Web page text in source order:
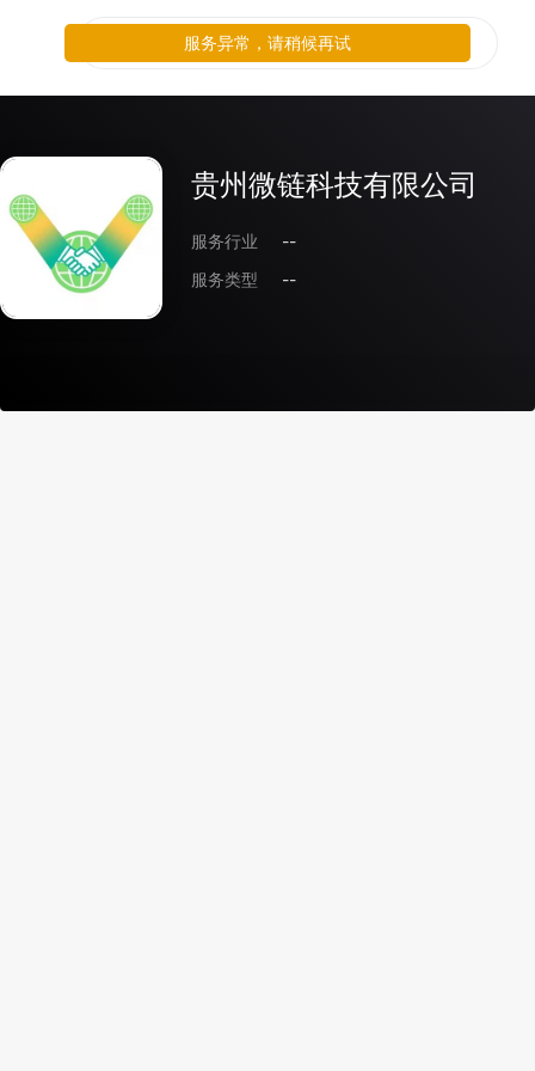
贵州微链科技有限公司
服务行业
--
服务类型
--
服务异常，请稍候再试